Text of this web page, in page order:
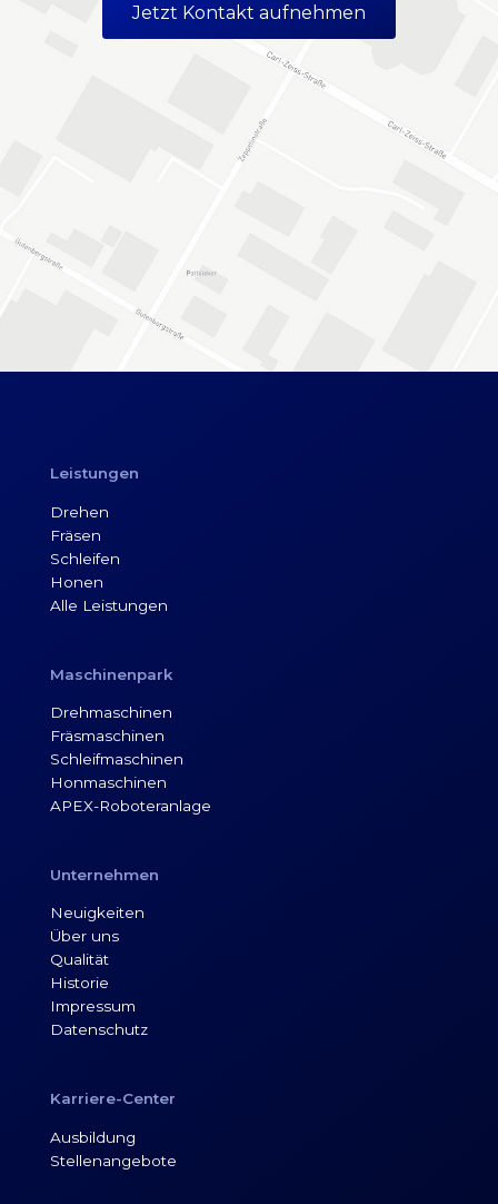
Jetzt Kontakt aufnehmen
Leistungen
Drehen
Fräsen
Schleifen
Honen
Alle Leistungen
Maschinenpark
Drehmaschinen
Fräsmaschinen
Schleifmaschinen
Honmaschinen
APEX-Roboteranlage
Unternehmen
Neuigkeiten
Über uns
Qualität
Historie
Impressum
Datenschutz
Karriere-Center
Ausbildung
Stellenangebote